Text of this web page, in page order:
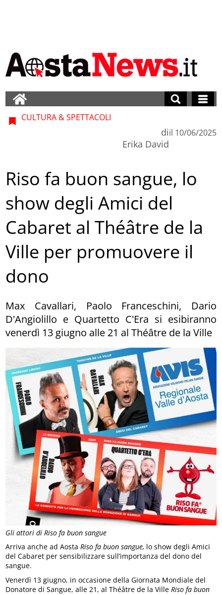
Gli attori di Riso fa buon sangue
CULTURA & SPETTACOLI
di
Erika David
il 10/06/2025
Riso fa buon sangue, lo
show degli Amici del
Cabaret al Théâtre de la
Ville per promuovere il
dono
Max Cavallari, Paolo Franceschini, Dario
D'Angiolillo e Quartetto C'Era si esibiranno
venerdì 13 giugno alle 21 al Théâtre de la Ville
Arriva anche ad AostaRiso fa buon sangue, lo show degli Amici
del Cabaret per sensibilizzare sull’importanza del dono del
sangue.
Venerdì 13 giugno, in occasione della Giornata Mondiale del
Donatore di Sangue, alle 21, al Théâtre de la Ville Riso fa buon